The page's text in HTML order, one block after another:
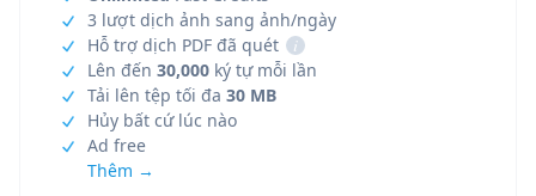
3 lượt dịch ảnh sang ảnh/ngày
Hỗ trợ dịch PDF đã quét
i
Lên đến 30,000 ký tự mỗi lần
Tải lên tệp tối đa 30 MB
Hủy bất cứ lúc nào
Ad free
Thêm →